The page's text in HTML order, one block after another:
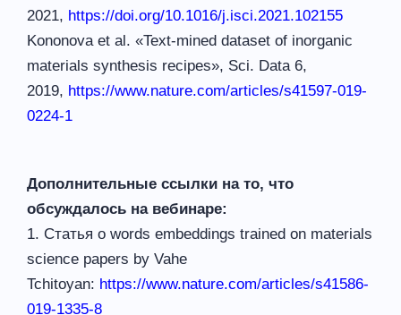
2021, https://doi.org/10.1016/j.isci.2021.102155
Kononova et al. «Text-mined dataset of inorganic
materials synthesis recipes», Sci. Data 6,
2019, https://www.nature.com/articles/s41597-019-
0224-1
Дополнительные ссылки на то, что
обсуждалось на вебинаре:
1. Статья о words embeddings trained on materials
science papers by Vahe
Tchitoyan: https://www.nature.com/articles/s41586-
019-1335-8